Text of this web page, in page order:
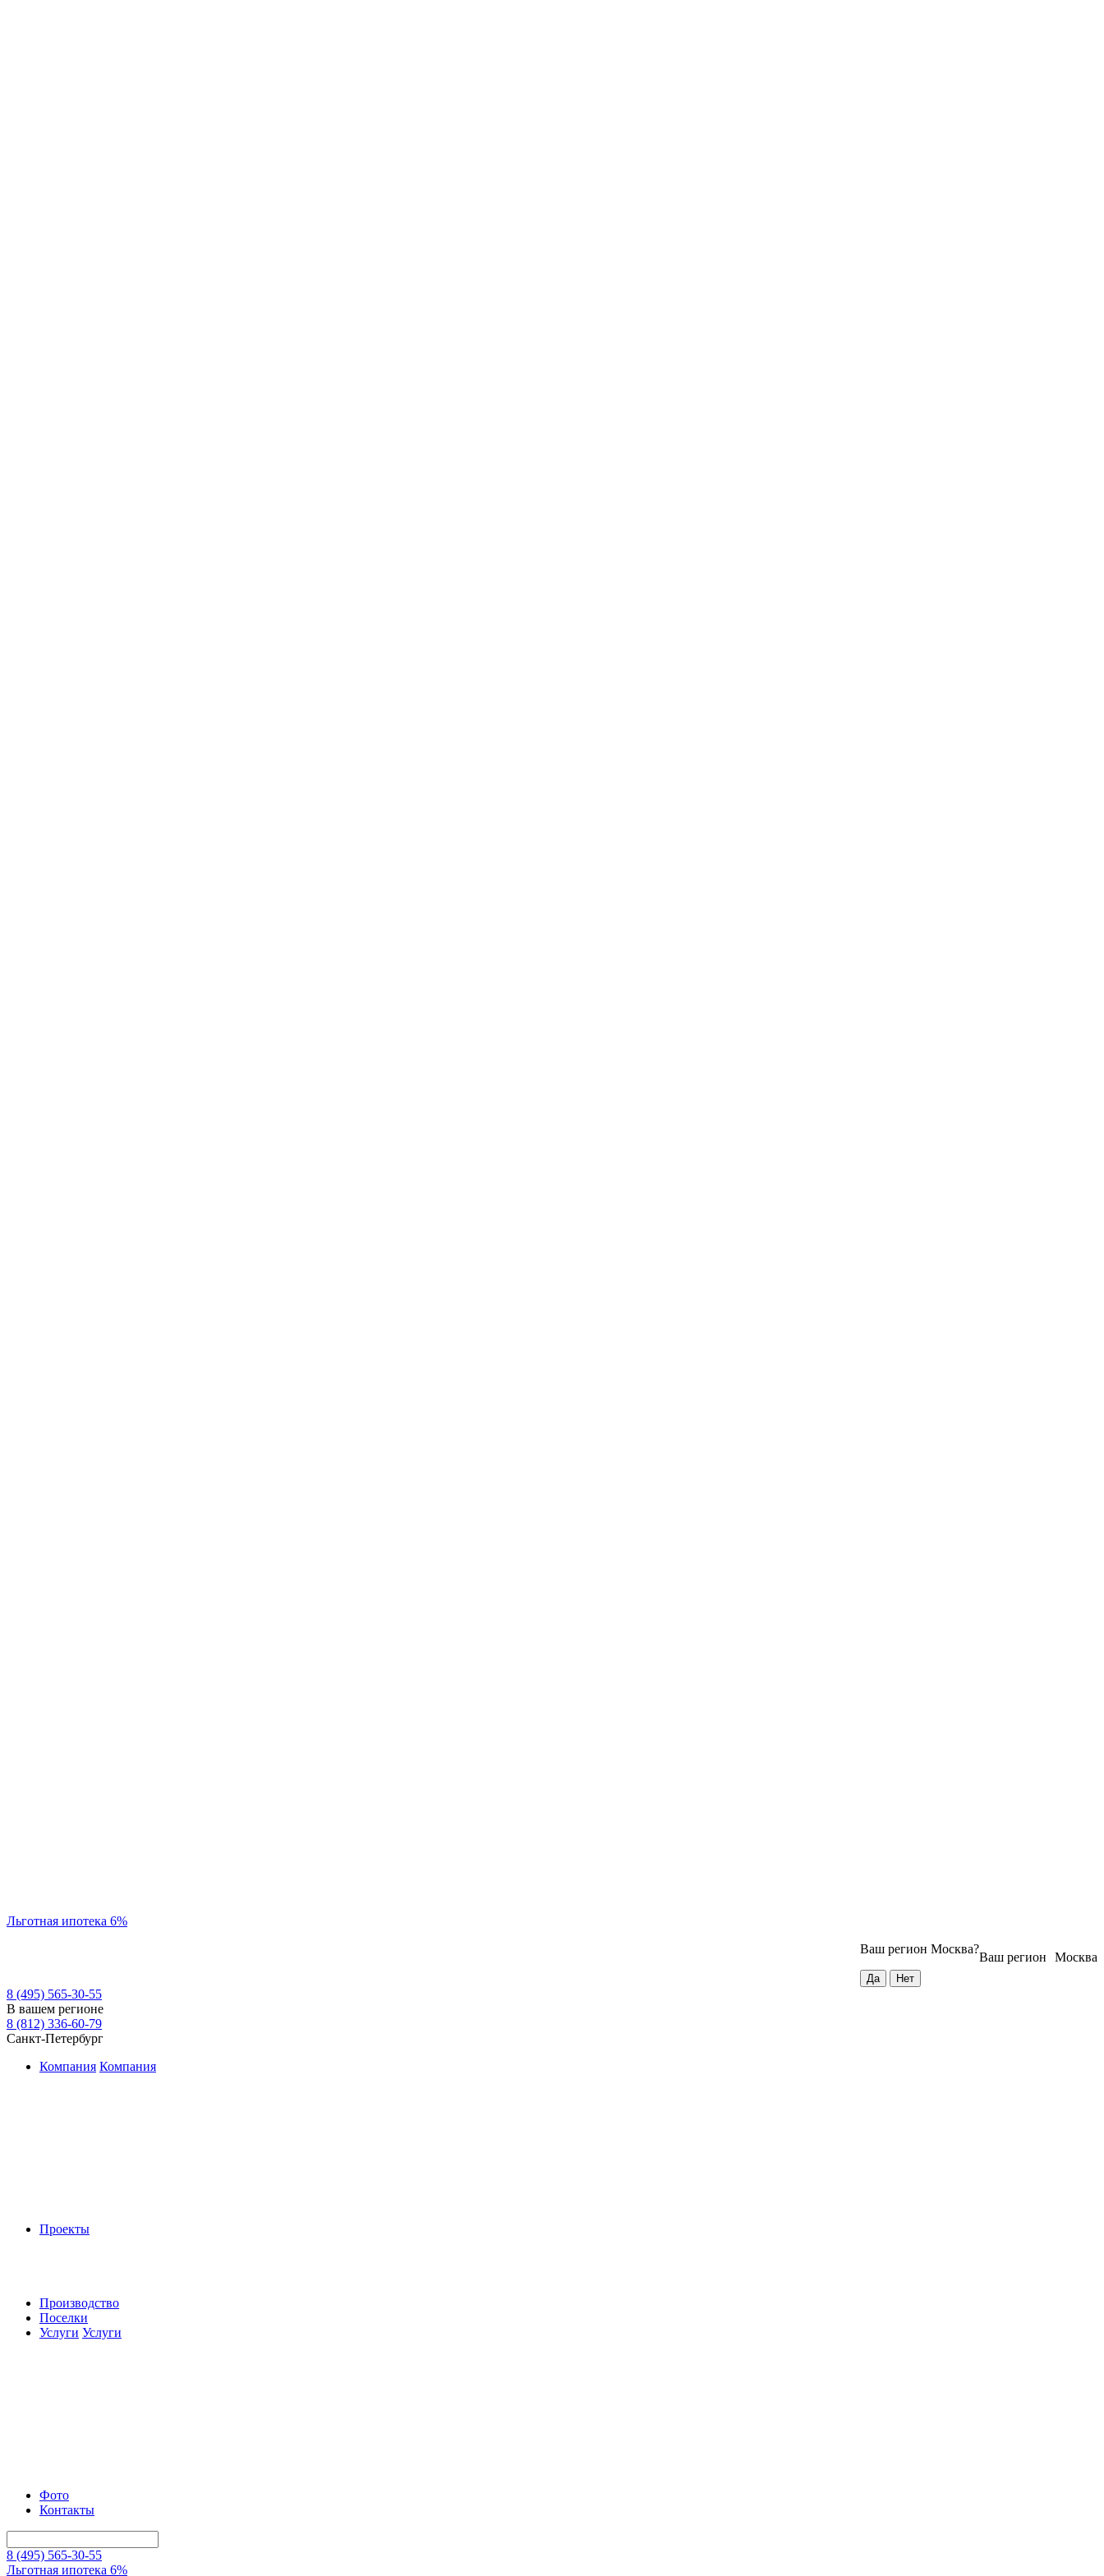
Льготная ипотека 6%
Москва
Ваш регион
Ваш регион Москва?
8 (495) 565-30-55
В вашем регионе
8 (812) 336-60-79
Санкт-Петербург
Компания Компания
Проекты
Производство
Поселки
Услуги Услуги
Фото
Контакты
8 (495) 565-30-55
Льготная ипотека 6%